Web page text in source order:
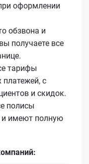
оформлении
обзвона и
получаете все
тарифы
с
и скидок.
полисы
и имеют полную